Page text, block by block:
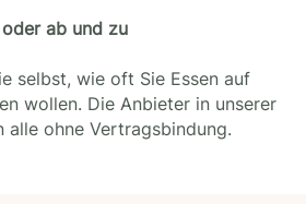
ab und zu
selbst, wie oft Sie Essen auf
wollen. Die Anbieter in unserer
alle ohne Vertragsbindung.